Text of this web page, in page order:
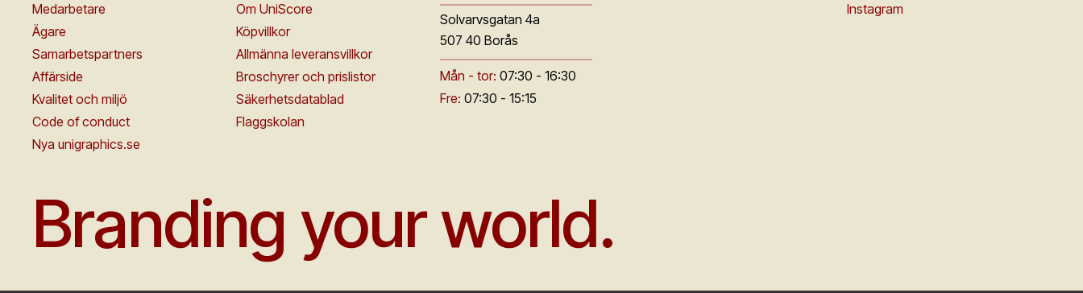
Medarbetare
Ägare
Samarbetspartners
Affärside
Kvalitet och miljö
Code of conduct
Nya unigraphics.se
Om UniScore
Köpvillkor
Allmänna leveransvillkor
Broschyrer och prislistor
Säkerhetsdatablad
Flaggskolan
Solvarvsgatan 4a
507 40 Borås
Mån - tor: 07:30 - 16:30
Fre: 07:30 - 15:15
Instagram
Branding your world.